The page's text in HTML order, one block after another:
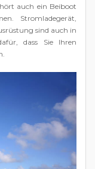
auch ein Beiboot
Stromladegerät,
sind auch in
dass Sie Ihren